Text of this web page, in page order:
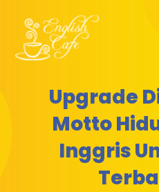
Upgrade
Motto
Inggris